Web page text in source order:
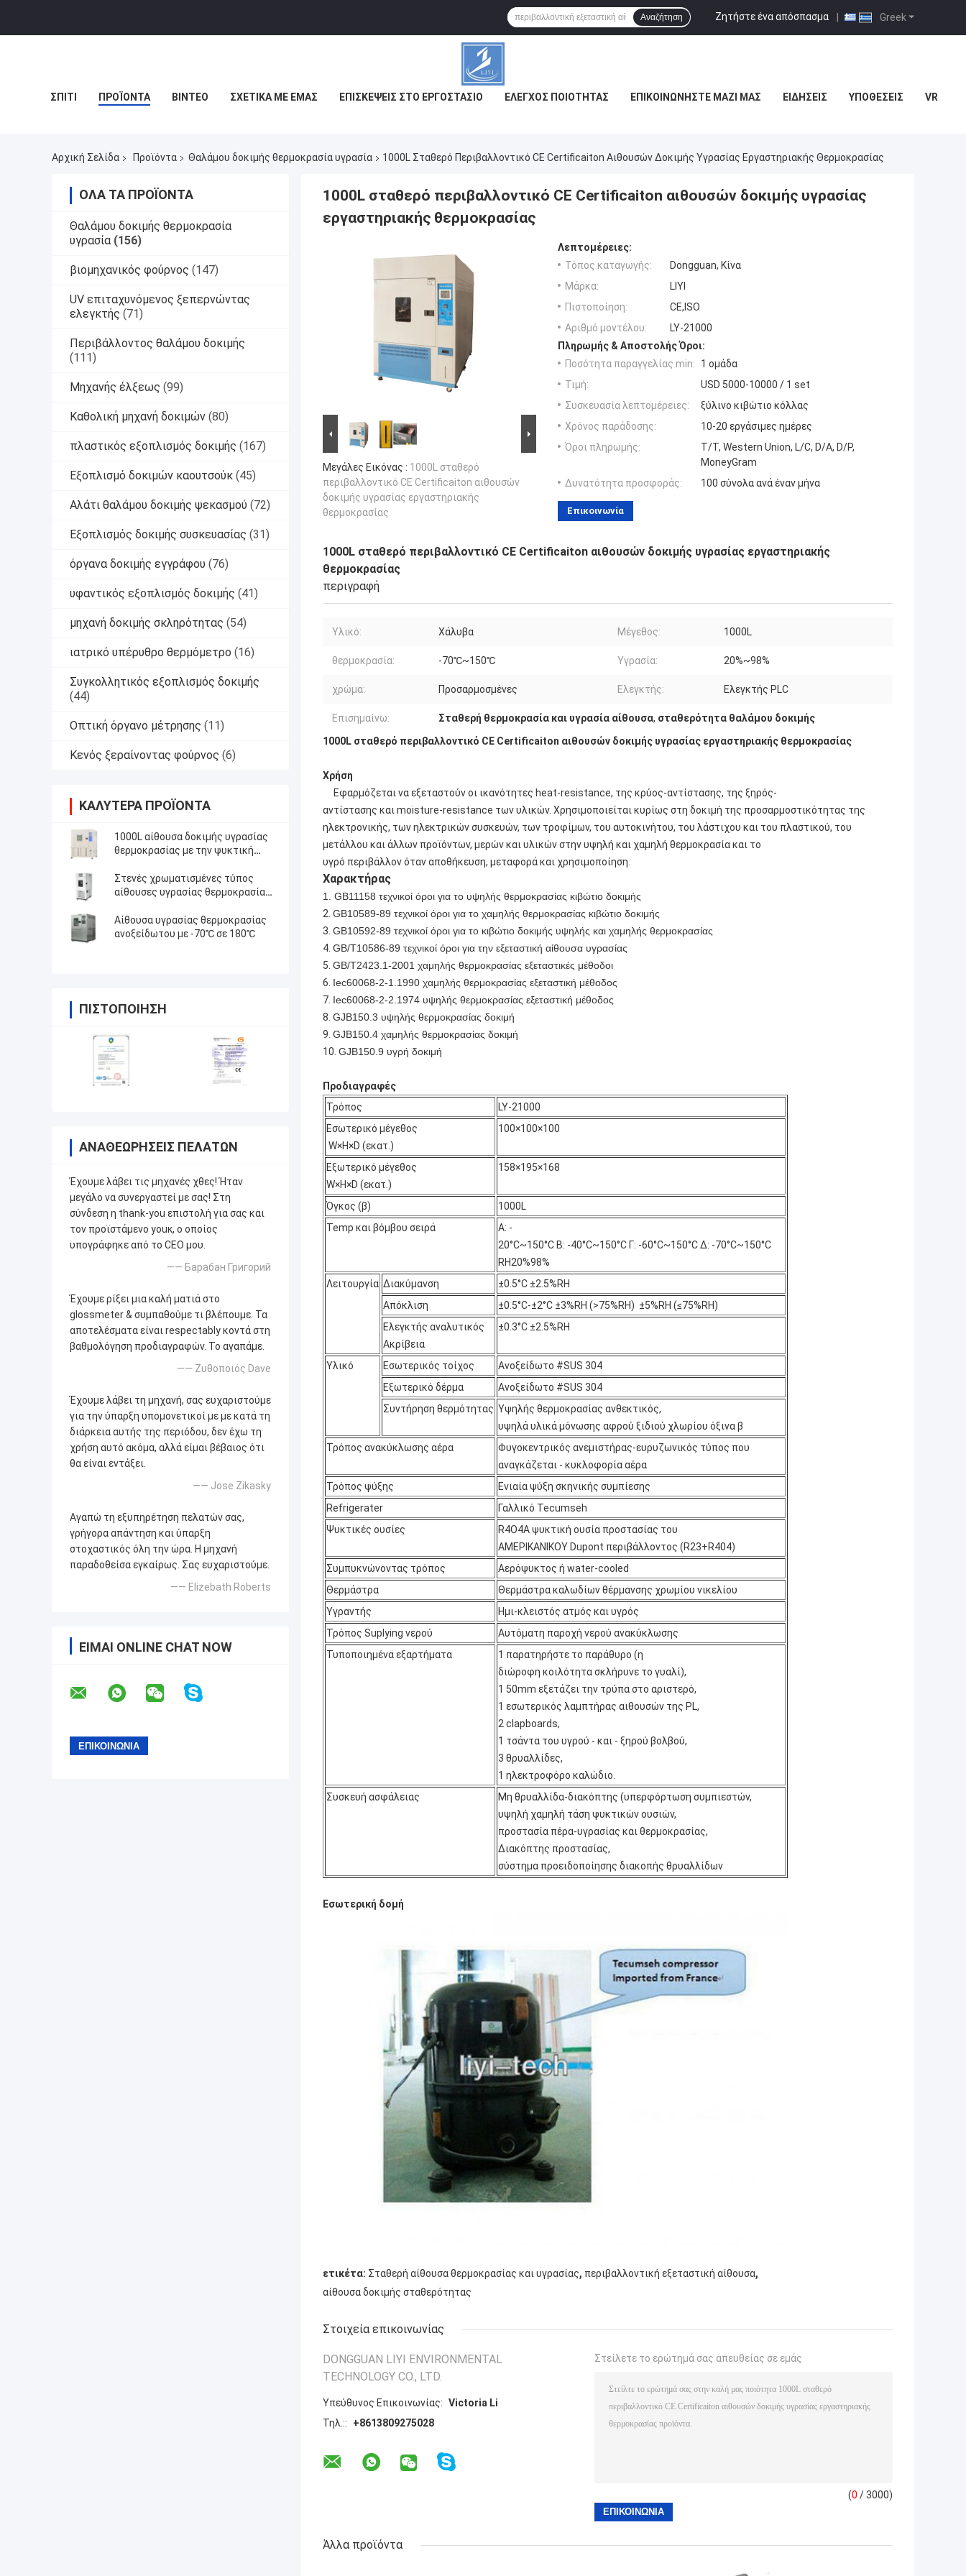
Greek
Ζητήστε ένα απόσπασμα |
Αναζήτηση
ΣΠΊΤΙ ΠΡΟΪΌΝΤΑ ΒΊΝΤΕΟ ΣΧΕΤΙΚΆ ΜΕ ΕΜΆΣ ΕΠΙΣΚΈΨΕΙΣ ΣΤΟ ΕΡΓΟΣΤΆΣΙΟ ΈΛΕΓΧΟΣ ΠΟΙΌΤΗΤΑΣ ΕΠΙΚΟΙΝΩΝΉΣΤΕ ΜΑΖΊ ΜΑΣ ΕΙΔΉΣΕΙΣ ΥΠΟΘΈΣΕΙΣ VR
Αρχική Σελίδα Προϊόντα Θαλάμου δοκιμής θερμοκρασία υγρασία 1000L Σταθερό Περιβαλλοντικό CE Certificaiton Αιθουσών Δοκιμής Υγρασίας Εργαστηριακής Θερμοκρασίας
ΌΛΑ ΤΑ ΠΡΟΪΌΝΤΑ
Θαλάμου δοκιμής θερμοκρασία
υγρασία (156)
βιομηχανικός φούρνος (147)
UV επιταχυνόμενος ξεπερνώντας
ελεγκτής (71)
Περιβάλλοντος θαλάμου δοκιμής
(111)
Μηχανής έλξεως (99)
Καθολική μηχανή δοκιμών (80)
πλαστικός εξοπλισμός δοκιμής (167)
Εξοπλισμό δοκιμών καουτσούκ (45)
Αλάτι θαλάμου δοκιμής ψεκασμού (72)
Εξοπλισμός δοκιμής συσκευασίας (31)
όργανα δοκιμής εγγράφου (76)
υφαντικός εξοπλισμός δοκιμής (41)
μηχανή δοκιμής σκληρότητας (54)
ιατρικό υπέρυθρο θερμόμετρο (16)
Συγκολλητικός εξοπλισμός δοκιμής
(44)
Οπτική όργανο μέτρησης (11)
Κενός ξεραίνοντας φούρνος (6)
ΚΑΛΎΤΕΡΑ ΠΡΟΪΌΝΤΑ
1000L αίθουσα δοκιμής υγρασίας
θερμοκρασίας με την ψυκτική
Στενές χρωματισμένες τύπος
αίθουσες υγρασίας θερμοκρασίας
Αίθουσα υγρασίας θερμοκρασίας
ανοξείδωτου με -70℃ σε 180℃
ΠΙΣΤΟΠΟΊΗΣΗ
ΑΝΑΘΕΩΡΉΣΕΙΣ ΠΕΛΑΤΏΝ
Έχουμε λάβει τις μηχανές χθες! Ήταν
μεγάλο να συνεργαστεί με σας! Στη
σύνδεση η thank-you επιστολή για σας και
τον προϊστάμενο youк, ο οποίος
υπογράφηκε από το CEO μου.
—— Барабан Григорий
Έχουμε ρίξει μια καλή ματιά στο
glossmeter & συμπαθούμε τι βλέπουμε. Τα
αποτελέσματα είναι respectably κοντά στη
βαθμολόγηση προδιαγραφών. Το αγαπάμε.
—— Ζυθοποιός Dave
Έχουμε λάβει τη μηχανή, σας ευχαριστούμε
για την ύπαρξη υπομονετικοί με με κατά τη
διάρκεια αυτής της περιόδου, δεν έχω τη
χρήση αυτό ακόμα, αλλά είμαι βέβαιος ότι
θα είναι εντάξει.
—— Jose Zikasky
Αγαπώ τη εξυπηρέτηση πελατών σας,
γρήγορα απάντηση και ύπαρξη
στοχαστικός όλη την ώρα. Η μηχανή
παραδοθείσα εγκαίρως. Σας ευχαριστούμε.
—— Elizebath Roberts
ΕΊΜΑΙ ONLINE CHAT NOW
1000L σταθερό περιβαλλοντικό CE Certificaiton αιθουσών δοκιμής υγρασίας
εργαστηριακής θερμοκρασίας
Μεγάλες Εικόνας : 1000L σταθερό
περιβαλλοντικό CE Certificaiton αιθουσών
δοκιμής υγρασίας εργαστηριακής
θερμοκρασίας
Λεπτομέρειες:
Τόπος καταγωγής:
Dongguan, Κίνα
Μάρκα:
LIYI
Πιστοποίηση:
CE,ISO
Αριθμό μοντέλου:
LY-21000
Πληρωμής & Αποστολής Όροι:
Ποσότητα παραγγελίας min:
1 ομάδα
Τιμή:
USD 5000-10000 / 1 set
Συσκευασία λεπτομέρειες:
ξύλινο κιβώτιο κόλλας
Χρόνος παράδοσης:
10-20 εργάσιμες ημέρες
Όροι πληρωμής:
T/T, Western Union, L/C, D/A, D/P,
MoneyGram
Δυνατότητα προσφοράς:
100 σύνολα ανά έναν μήνα
Επικοινωνία
1000L σταθερό περιβαλλοντικό CE Certificaiton αιθουσών δοκιμής υγρασίας εργαστηριακής
θερμοκρασίας
περιγραφή
Υλικό: Χάλυβα Μέγεθος: 1000L
θερμοκρασία: -70℃~150℃ Υγρασία: 20%~98%
χρώμα: Προσαρμοσμένες Ελεγκτής: Ελεγκτής PLC
Επισημαίνω: Σταθερή θερμοκρασία και υγρασία αίθουσα, σταθερότητα θαλάμου δοκιμής
1000L σταθερό περιβαλλοντικό CE Certificaiton αιθουσών δοκιμής υγρασίας εργαστηριακής θερμοκρασίας
Χρήση
Εφαρμόζεται να εξεταστούν οι ικανότητες heat-resistance, της κρύος-αντίστασης, της ξηρός-
αντίστασης και moisture-resistance των υλικών. Χρησιμοποιείται κυρίως στη δοκιμή της προσαρμοστικότητας της
ηλεκτρονικής, των ηλεκτρικών συσκευών, των τροφίμων, του αυτοκινήτου, του λάστιχου και του πλαστικού, του
μετάλλου και άλλων προϊόντων, μερών και υλικών στην υψηλή και χαμηλή θερμοκρασία και το
υγρό περιβάλλον όταν αποθήκευση, μεταφορά και χρησιμοποίηση.
Χαρακτήρας
1. GB11158 τεχνικοί όροι για το υψηλής θερμοκρασίας κιβώτιο δοκιμής
2. GB10589-89 τεχνικοί όροι για το χαμηλής θερμοκρασίας κιβώτιο δοκιμής
3. GB10592-89 τεχνικοί όροι για το κιβώτιο δοκιμής υψηλής και χαμηλής θερμοκρασίας
4. GB/T10586-89 τεχνικοί όροι για την εξεταστική αίθουσα υγρασίας
5. GB/T2423.1-2001 χαμηλής θερμοκρασίας εξεταστικές μέθοδοι
6. Iec60068-2-1.1990 χαμηλής θερμοκρασίας εξεταστική μέθοδος
7. Iec60068-2-2.1974 υψηλής θερμοκρασίας εξεταστική μέθοδος
8. GJB150.3 υψηλής θερμοκρασίας δοκιμή
9. GJB150.4 χαμηλής θερμοκρασίας δοκιμή
10. GJB150.9 υγρή δοκιμή
Προδιαγραφές
Τρόπος
LY-21000
Εσωτερικό μέγεθος
W×H×D (εκατ.)
100×100×100
Εξωτερικό μέγεθος
W×H×D (εκατ.)
158×195×168
Όγκος (β)
1000L
Temp και βόμβου σειρά
Α: -
20°C~150°C Β: -40°C~150°C Γ: -60°C~150°C Δ: -70°C~150°C
RH20%98%
Λειτουργία Διακύμανση
±0.5°C ±2.5%RH
Απόκλιση
±0.5°C-±2°C ±3%RH (>75%RH) ±5%RH (≤75%RH)
Ελεγκτής αναλυτικός
Ακρίβεια
±0.3°C ±2.5%RH
Υλικό Εσωτερικός τοίχος
Ανοξείδωτο #SUS 304
Εξωτερικό δέρμα
Ανοξείδωτο #SUS 304
Συντήρηση θερμότητας Υψηλής θερμοκρασίας ανθεκτικός,
υψηλά υλικά μόνωσης αφρού ξιδιού χλωρίου όξινα β
Τρόπος ανακύκλωσης αέρα
Φυγοκεντρικός ανεμιστήρας-ευρυζωνικός τύπος που
αναγκάζεται - κυκλοφορία αέρα
Τρόπος ψύξης
Ενιαία ψύξη σκηνικής συμπίεσης
Refrigerater
Γαλλικό Tecumseh
Ψυκτικές ουσίες
R4O4A ψυκτική ουσία προστασίας του
ΑΜΕΡΙΚΑΝΙΚΟΥ Dupont περιβάλλοντος (R23+R404)
Συμπυκνώνοντας τρόπος
Αερόψυκτος ή water-cooled
Θερμάστρα
Θερμάστρα καλωδίων θέρμανσης χρωμίου νικελίου
Υγραντής
Ημι-κλειστός ατμός και υγρός
Τρόπος Suplying νερού
Αυτόματη παροχή νερού ανακύκλωσης
Τυποποιημένα εξαρτήματα
1 παρατηρήστε το παράθυρο (η
διώροφη κοιλότητα σκλήρυνε το γυαλί),
1 50mm εξετάζει την τρύπα στο αριστερό,
1 εσωτερικός λαμπτήρας αιθουσών της PL,
2 clapboards,
1 τσάντα του υγρού - και - ξηρού βολβού,
3 θρυαλλίδες,
1 ηλεκτροφόρο καλώδιο.
Συσκευή ασφάλειας
Μη θρυαλλίδα-διακόπτης (υπερφόρτωση συμπιεστών,
υψηλή χαμηλή τάση ψυκτικών ουσιών,
προστασία πέρα-υγρασίας και θερμοκρασίας,
Διακόπτης προστασίας,
σύστημα προειδοποίησης διακοπής θρυαλλίδων
Εσωτερική δομή
ετικέτα: Σταθερή αίθουσα θερμοκρασίας και υγρασίας, περιβαλλοντική εξεταστική αίθουσα,
αίθουσα δοκιμής σταθερότητας
Στοιχεία επικοινωνίας
DONGGUAN LIYI ENVIRONMENTAL
TECHNOLOGY CO., LTD.
Υπεύθυνος Επικοινωνίας: Victoria Li
Τηλ.::
+8613809275028
Στείλετε το ερώτημά σας απευθείας σε εμάς
(0 / 3000)
Άλλα προϊόντα